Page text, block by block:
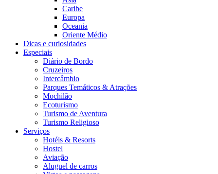
Caribe
Europa
Oceania
Oriente Médio
Dicas e curiosidades
Especiais
Diário de Bordo
Cruzeiros
Intercâmbio
Parques Temáticos & Atrações
Mochilão
Ecoturismo
Turismo de Aventura
Turismo Religioso
Serviços
Hotéis & Resorts
Hostel
Aviação
Aluguel de carros